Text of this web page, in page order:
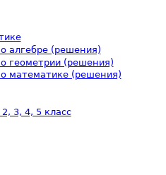
алгебре (решения)
геометрии (решения)
математике (решения)
3, 4, 5 класс